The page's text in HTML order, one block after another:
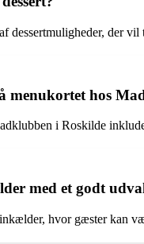
der
menukortet hos
i Roskilde
med et godt
hvor gæster kan